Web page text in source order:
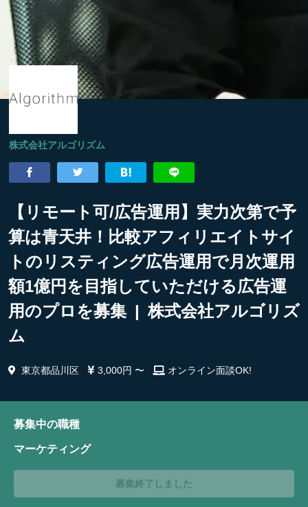
株式会社アルゴリズム
【リモート可/広告運用】実力次第で予
算は青天井！比較アフィリエイトサイ
トのリスティング広告運用で月次運用
額1億円を目指していただける広告運
用のプロを募集 | 株式会社アルゴリズ
ム
東京都品川区 3,000円 〜 オンライン面談OK!
募集中の職種
マーケティング
募集終了しました